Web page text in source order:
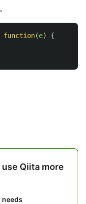
function(e)
{
Qiita more